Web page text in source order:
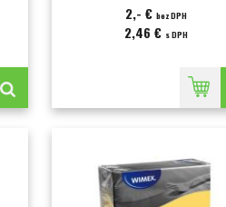
2,- €bez DPH
2,46 € s DPH